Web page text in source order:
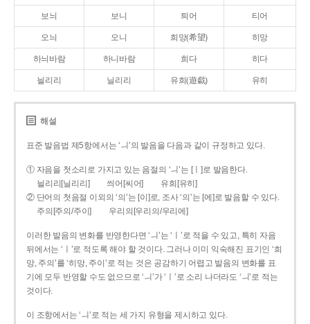
보늬 보니 틔어 티어
오늬 오니 희망(希望) 히망
하늬바람 하니바람 희다 히다
늴리리 닐리리 유희(遊戱) 유히
해설
표준 발음법 제5항에서는 ‘ㅢ’의 발음을 다음과 같이 규정하고 있다.
① 자음을 첫소리로 가지고 있는 음절의 ‘ㅢ’는 [ㅣ]로 발음한다.
늴리리[닐리리]
씌어[씨어]
유희[유히]
② 단어의 첫음절 이외의 ‘의’는 [이]로, 조사 ‘의’는 [에]로 발음할 수 있다.
주의[주의/주이]
우리의[우리의/우리에]
이러한 발음의 변화를 반영한다면 ‘ㅢ’는 ‘ㅣ’로 적을 수 있고, 특히 자음
뒤에서는 ‘ㅣ’로 적도록 해야 할 것이다. 그러나 이미 익숙해진 표기인 ‘희
망, 주의’를 ‘히망, 주이’로 적는 것은 공감하기 어렵고 발음의 변화를 표
기에 모두 반영할 수도 없으므로 ‘ㅢ’가 ‘ㅣ’로 소리 나더라도 ‘ㅢ’로 적는
것이다.
이 조항에서는 ‘ㅢ’로 적는 세 가지 유형을 제시하고 있다.